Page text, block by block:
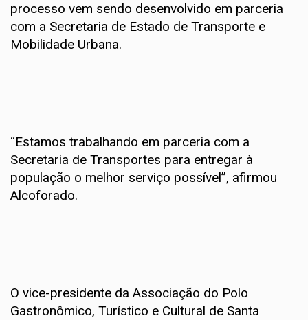
processo vem sendo desenvolvido em parceria
com a Secretaria de Estado de Transporte e
Mobilidade Urbana.
“Estamos trabalhando em parceria com a
Secretaria de Transportes para entregar à
população o melhor serviço possível”, afirmou
Alcoforado.
O vice-presidente da Associação do Polo
Gastronômico, Turístico e Cultural de Santa